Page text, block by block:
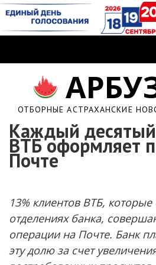
ОТБОРНЫЕ АСТРАХАНСКИЕ
Каждый
ВТБ оформляет
Почте
13% клиентов ВТБ,
отделениях банка,
операции на Почте. Банк
эту долю за счет